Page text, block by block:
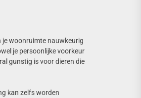
je woonruimte nauwkeurig
je persoonlijke voorkeur
gunstig is voor dieren die
kan zelfs worden